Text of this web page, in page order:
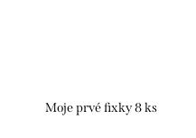
Moje prvé fixky 8 ks